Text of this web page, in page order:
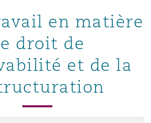
en matière
droit de
et de la